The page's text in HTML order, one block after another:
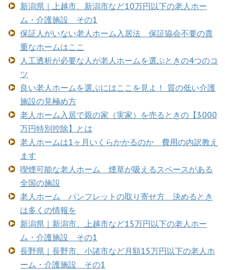
新潟県｜上越市、新潟市など10万円以下の老人ホー
ム・介護施設 その1
保証人がいない老人ホーム入居法 保証協会不要の貴
重なホームはここ
人工透析が必要な人が老人ホームを選ぶときの4つのコ
ツ
良い老人ホームを選ぶにはここを見よ！ 質の低い介護
施設の見極め方
老人ホーム入居で親の家（実家）を売るときの【3000
万円特別控除】とは
老人ホームは1ヶ月いくらかかるのか 費用の内訳教え
ます
喫煙可能な老人ホーム 煙草が吸えるスペースがある
全国の施設
老人ホーム パンフレットの取り寄せ方 決めるとき
は多くの情報を
新潟県｜新潟市、上越市など15万円以下の老人ホー
ム・介護施設 その1
長野県｜長野市、小諸市など月額15万円以下の老人ホ
ーム・介護施設 その1